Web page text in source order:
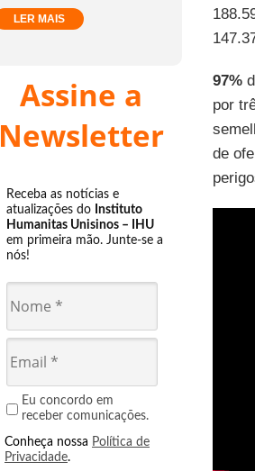
LER MAIS
Assine a
Newsletter
Receba as notícias e
atualizações do Instituto
Humanitas Unisinos – IHU
em primeira mão. Junte-se a
nós!
Eu concordo em
receber comunicações.
Conheça nossa Política de
Privacidade.
97%
por
de